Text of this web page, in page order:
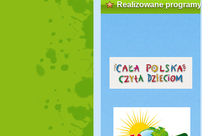
Realizowane programy